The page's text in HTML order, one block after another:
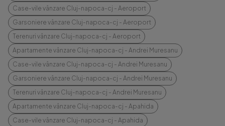
Case-vile vânzare Cluj-napoca-cj - Aeroport
Garsoniere vânzare Cluj-napoca-cj - Aeroport
Terenuri vânzare Cluj-napoca-cj - Aeroport
Apartamente vânzare Cluj-napoca-cj - Andrei Muresanu
Case-vile vânzare Cluj-napoca-cj - Andrei Muresanu
Garsoniere vânzare Cluj-napoca-cj - Andrei Muresanu
Terenuri vânzare Cluj-napoca-cj - Andrei Muresanu
Apartamente vânzare Cluj-napoca-cj - Apahida
Case-vile vânzare Cluj-napoca-cj - Apahida